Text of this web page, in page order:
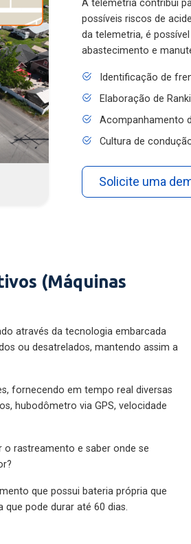
possíveis riscos de
da telemetria, é
abastecimento e
Identificação de
Elaboração de
Acompanhamento
Cultura de
Solicite uma
(Máquinas
através da tecnologia embarcada
ou desatrelados, mantendo assim a
fornecendo em tempo real diversas
hubodômetro via GPS, velocidade
rastreamento e saber onde se
que possui bateria própria que
pode durar até 60 dias.